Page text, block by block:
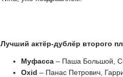
Лучший актёр-дублёр второго
Муфасса – Паша Большой,
Oxid – Панас Петрович,